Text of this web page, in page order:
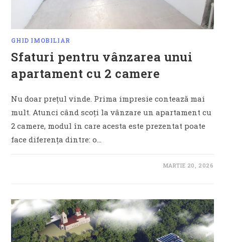
GHID IMOBILIAR
Sfaturi pentru vânzarea unui
apartament cu 2 camere
Nu doar prețul vinde. Prima impresie contează mai
mult. Atunci când scoți la vânzare un apartament cu
2 camere, modul în care acesta este prezentat poate
face diferența dintre: o…
MARTIE 20, 2026